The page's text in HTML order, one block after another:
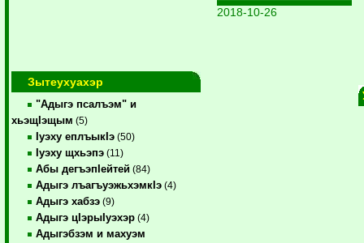
Зытеухуахэр
"Адыгэ псалъэм" и
хьэщIэщым (5)
Iуэху еплъыкIэ (50)
Iуэху щхьэпэ (11)
Абы дегъэпIейтей (84)
Адыгэ лъагъуэжьхэмкIэ (4)
Адыгэ хабзэ (9)
Адыгэ цIэрыIуэхэр (4)
Адыгэбзэм и махуэм
2018-10-26